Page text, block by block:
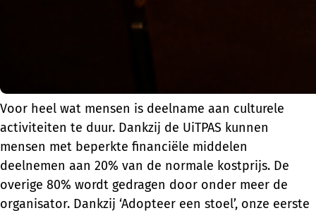
Voor heel wat mensen is deelname aan culturele
activiteiten te duur. Dankzij de UiTPAS kunnen
mensen met beperkte financiële middelen
deelnemen aan 20% van de normale kostprijs. De
overige 80% wordt gedragen door onder meer de
organisator. Dankzij ‘Adopteer een stoel’, onze eerste